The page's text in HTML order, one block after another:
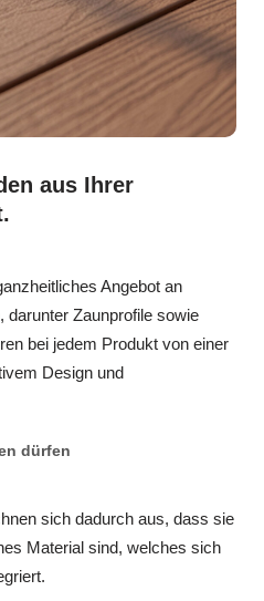
aus Ihrer
Angebot an
darunter Zaunprofile sowie
bei jedem Produkt von einer
Design und
dürfen
sich dadurch aus, dass sie
Material sind, welches sich